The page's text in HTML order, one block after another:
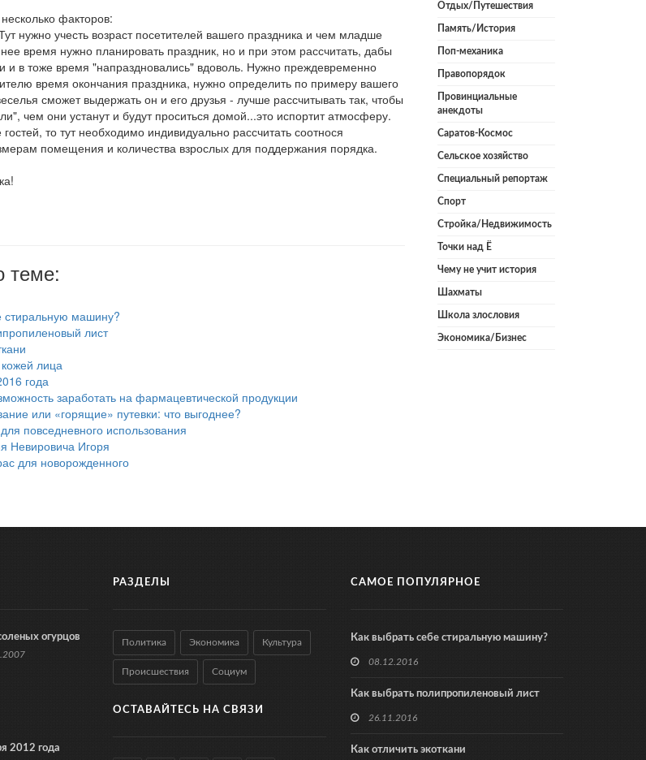
факторов:
нужно учесть возраст посетителей вашего праздника и чем младше
время нужно планировать праздник, но и при этом рассчитать, дабы
и в тоже время "напраздновались" вдоволь. Нужно преждевременно
время окончания праздника, нужно определить по примеру вашего
сможет выдержать он и его друзья - лучше рассчитывать так, чтобы
чем они устанут и будут проситься домой...это испортит атмосферу.
то тут необходимо индивидуально рассчитать соотнося
помещения и количества взрослых для поддержания порядка.
теме:
стиральную машину?
лист
лица
года
заработать на фармацевтической продукции
или «горящие» путевки: что выгоднее?
повседневного использования
Невировича Игоря
для новорожденного
Отдых/Путешествия
Память/История
Поп-механика
Правопорядок
Провинциальные
анекдоты
Саратов-Космос
Сельское хозяйство
Специальный репортаж
Спорт
Стройка/Недвижимость
Точки над Ё
Чему не учит история
Шахматы
Школа злословия
Экономика/Бизнес
огурцов
2012 года
РАЗДЕЛЫ
Политика Экономика Культура
Происшествия Социум
ОСТАВАЙТЕСЬ НА СВЯЗИ
САМОЕ ПОПУЛЯРНОЕ
Как выбрать себе стиральную машину?
08.12.2016
Как выбрать полипропиленовый лист
26.11.2016
Как отличить экоткани